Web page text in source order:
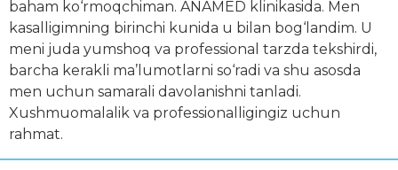
baham ko‘rmoqchiman. ANAMED klinikasida. Men
kasalligimning birinchi kunida u bilan bog‘landim. U
meni juda yumshoq va professional tarzda tekshirdi,
barcha kerakli ma’lumotlarni so‘radi va shu asosda
men uchun samarali davolanishni tanladi.
Xushmuomalalik va professionalligingiz uchun
rahmat.